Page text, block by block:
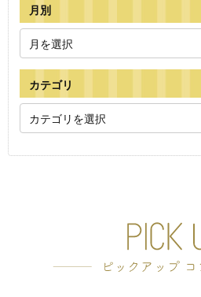
月別
カテゴリ